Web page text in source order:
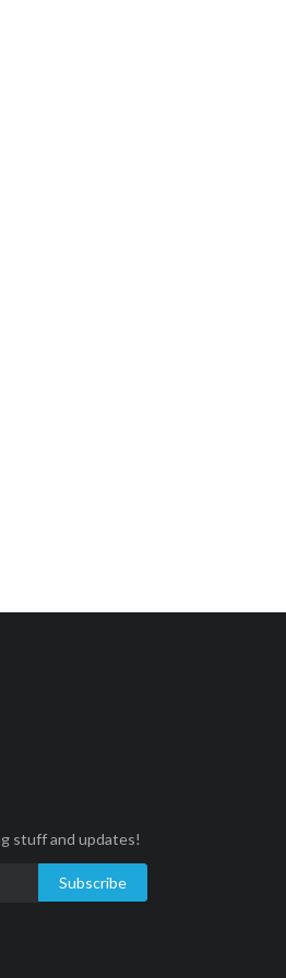
stuff and updates!
Subscribe